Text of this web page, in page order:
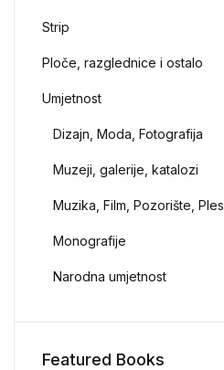
Strip
Ploče, razglednice i ostalo
Umjetnost
Dizajn, Moda, Fotografija
Muzeji, galerije, katalozi
Muzika, Film, Pozorište, Ples
Monografije
Narodna umjetnost
Featured Books